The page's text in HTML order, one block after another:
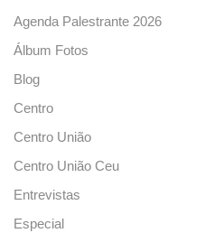
Agenda Palestrante 2026
Álbum Fotos
Blog
Centro
Centro União
Centro União Ceu
Entrevistas
Especial